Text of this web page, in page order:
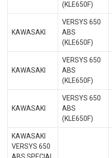
(KLE650F)
KAWASAKI
VERSYS 650
ABS
(KLE650F)
KAWASAKI
VERSYS 650
ABS
(KLE650F)
KAWASAKI
VERSYS 650
ABS
(KLE650F)
KAWASAKI
VERSYS 650